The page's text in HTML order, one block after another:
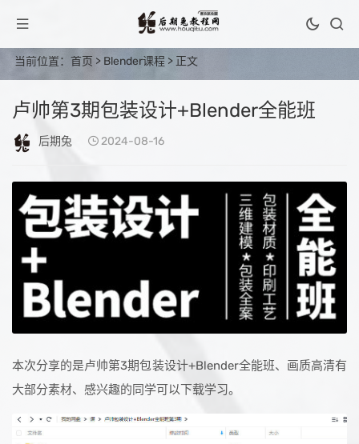
当前位置： 首页 > Blender课程 > 正文
卢帅第3期包装设计+Blender全能班
后期兔 2024-08-16
本次分享的是卢帅第3期包装设计+Blender全能班、画质高清有
大部分素材、感兴趣的同学可以下载学习。